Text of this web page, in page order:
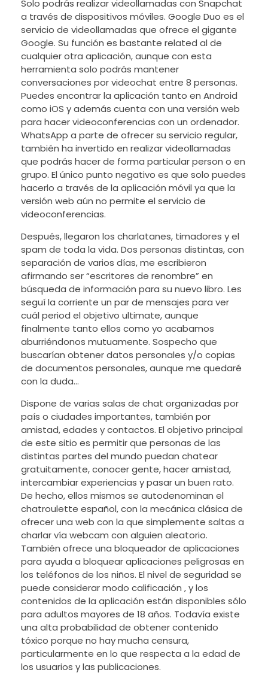
Solo podrás realizar videollamadas con Snapchat
a través de dispositivos móviles. Google Duo es el
servicio de videollamadas que ofrece el gigante
Google. Su función es bastante related al de
cualquier otra aplicación, aunque con esta
herramienta solo podrás mantener
conversaciones por videochat entre 8 personas.
Puedes encontrar la aplicación tanto en Android
como iOS y además cuenta con una versión web
para hacer videoconferencias con un ordenador.
WhatsApp a parte de ofrecer su servicio regular,
también ha invertido en realizar videollamadas
que podrás hacer de forma particular person o en
grupo. El único punto negativo es que solo puedes
hacerlo a través de la aplicación móvil ya que la
versión web aún no permite el servicio de
videoconferencias.
Después, llegaron los charlatanes, timadores y el
spam de toda la vida. Dos personas distintas, con
separación de varios días, me escribieron
afirmando ser “escritores de renombre” en
búsqueda de información para su nuevo libro. Les
seguí la corriente un par de mensajes para ver
cuál period el objetivo ultimate, aunque
finalmente tanto ellos como yo acabamos
aburriéndonos mutuamente. Sospecho que
buscarían obtener datos personales y/o copias
de documentos personales, aunque me quedaré
con la duda…
Dispone de varias salas de chat organizadas por
país o ciudades importantes, también por
amistad, edades y contactos. El objetivo principal
de este sitio es permitir que personas de las
distintas partes del mundo puedan chatear
gratuitamente, conocer gente, hacer amistad,
intercambiar experiencias y pasar un buen rato.
De hecho, ellos mismos se autodenominan el
chatroulette español, con la mecánica clásica de
ofrecer una web con la que simplemente saltas a
charlar vía webcam con alguien aleatorio.
También ofrece una bloqueador de aplicaciones
para ayuda a bloquear aplicaciones peligrosas en
los teléfonos de los niños. El nivel de seguridad se
puede considerar modo calificación , y los
contenidos de la aplicación están disponibles sólo
para adultos mayores de 18 años. Todavía existe
una alta probabilidad de obtener contenido
tóxico porque no hay mucha censura,
particularmente en lo que respecta a la edad de
los usuarios y las publicaciones.